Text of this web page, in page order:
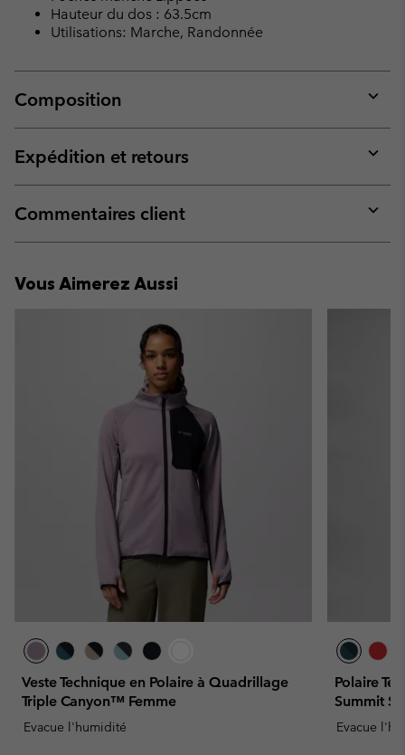
Hauteur du dos : 63.5cm
Utilisations: Marche, Randonnée
Composition
or
Expédition et retours
or
Commentaires client
or
Vous Aimerez Aussi
Veste Technique en Polaire à Quadrillage
Triple Canyon™ Femme
Evacue l'humidité
Polaire
Summit
Evacue